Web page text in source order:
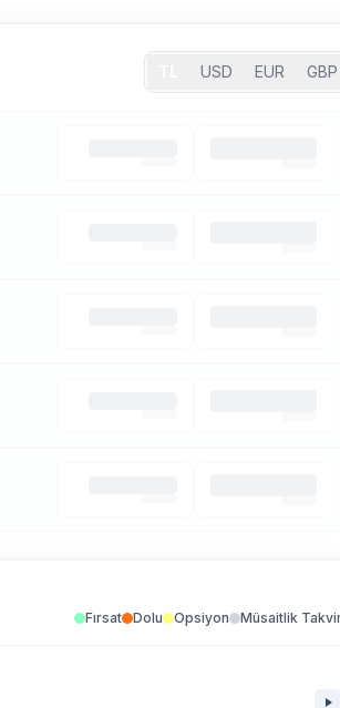
USD EUR GBP
Fırsat Dolu Opsiyon Müsaitlik